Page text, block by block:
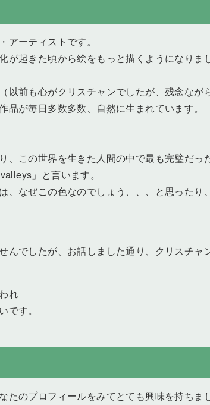
ーティストです。
起きた頃から絵をもっと描くようになりま
前も心がクリスチャンでしたが、残念な
が毎日多数多数、自然に生まれています。
この世界を生きた人間の中で最も完璧だ
」と言います。
、なぜこの色なのでしょう、、、と思った
でしたが、お話しました通り、クリスチ
れ
す。
たのプロフィールをみてとても興味を持ち